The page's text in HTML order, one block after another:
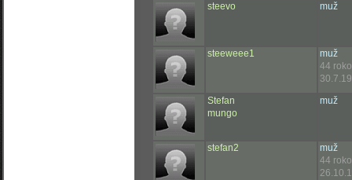
steevo muž
steeweee1
muž
44
Stefan
mungo
muž
stefan2
muž
44